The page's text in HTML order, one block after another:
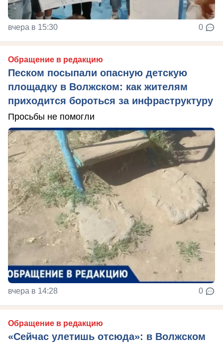
вчера в 15:30 0
Обращение в редакцию
Песком посыпали опасную детскую
площадку в Волжском: как жителям
приходится бороться за инфраструктуру
Просьбы не помогли
вчера в 14:28 0
Обращение в редакцию
«Сейчас улетишь отсюда»: в Волжском